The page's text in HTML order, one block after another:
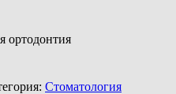
ортодонтия
Стоматология